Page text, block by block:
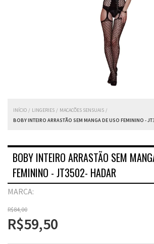
INÍCIO / LINGERIES / MACACÕES SENSUAIS /
BOBY INTEIRO ARRASTÃO SEM MANGA DE USO FEMININO -
BOBY INTEIRO ARRASTÃO SEM
FEMININO - JT3502- HADAR
MARCA:
R$84,00
R$59,50